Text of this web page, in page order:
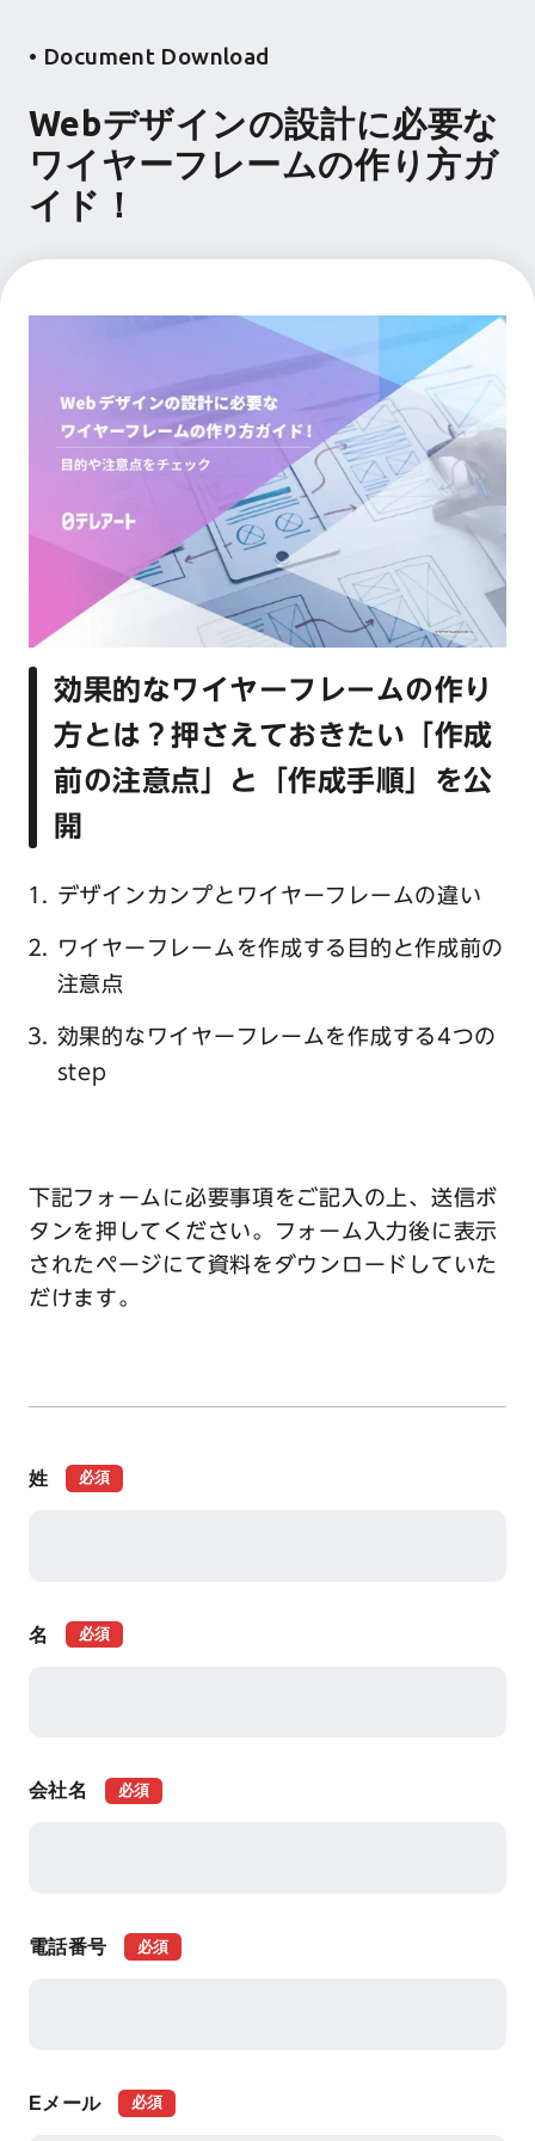
Document Download
Webデザインの設計に必要な
ワイヤーフレームの作り方ガ
イド！
効果的なワイヤーフレームの作り
方とは？押さえておきたい「作成
前の注意点」と「作成手順」を公
開
デザインカンプとワイヤーフレームの違い
ワイヤーフレームを作成する目的と作成前の
注意点
効果的なワイヤーフレームを作成する4つの
step
下記フォームに必要事項をご記入の上、送信ボ
タンを押してください。フォーム入力後に表示
されたページにて資料をダウンロードしていた
だけます。